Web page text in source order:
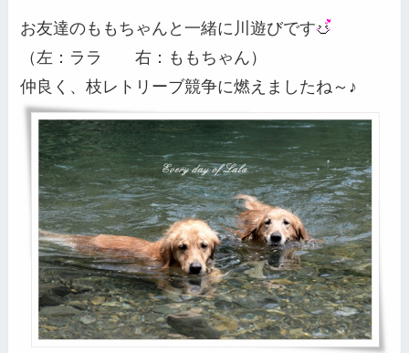
お友達のももちゃんと一緒に川遊びです
（左：ララ 右：ももちゃん）
仲良く、枝レトリーブ競争に燃えましたね～♪